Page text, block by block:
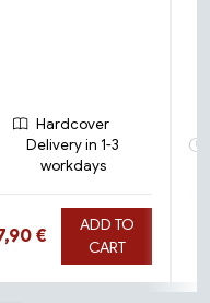
Hardcover
Delivery in 1-3
workdays
nyt
€
ADD TO
CART